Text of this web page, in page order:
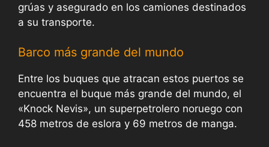
grúas y asegurado en los camiones destinados
a su transporte.
Barco más grande del mundo
Entre los buques que atracan estos puertos se
encuentra el buque más grande del mundo, el
«Knock Nevis», un superpetrolero noruego con
458 metros de eslora y 69 metros de manga.